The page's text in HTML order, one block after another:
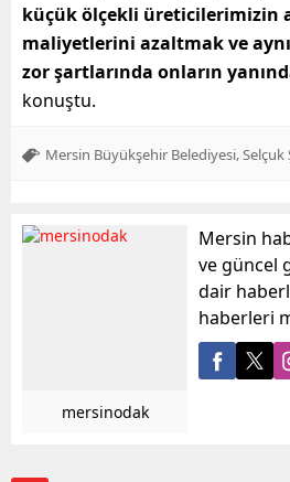
küçük ölçekli üreticilerimizin
maliyetlerini azaltmak ve
zor şartlarında onların
konuştu.
Mersin Büyükşehir Belediyesi Selçuk
mersinodak
Mersin
ve güncel
dair
haberleri